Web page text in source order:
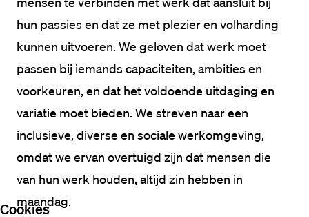
Cookies
hun passies en dat ze met plezier en volharding
kunnen uitvoeren. We geloven dat werk moet
passen bij iemands capaciteiten, ambities en
voorkeuren, en dat het voldoende uitdaging en
variatie moet bieden. We streven naar een
inclusieve, diverse en sociale werkomgeving,
omdat we ervan overtuigd zijn dat mensen die
van hun werk houden, altijd zin hebben in
maandag.